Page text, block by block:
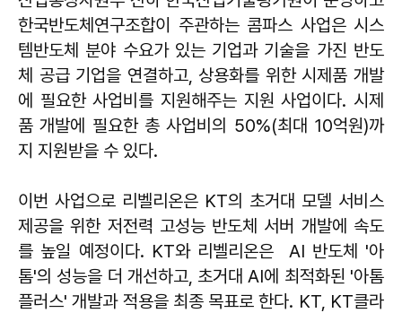
한국반도체연구조합이 주관하는 콤파스 사업은 시스
템반도체 분야 수요가 있는 기업과 기술을 가진 반도
체 공급 기업을 연결하고, 상용화를 위한 시제품 개발
에 필요한 사업비를 지원해주는 지원 사업이다. 시제
품 개발에 필요한 총 사업비의 50%(최대 10억원)까
지 지원받을 수 있다.
이번 사업으로 리벨리온은 KT의 초거대 모델 서비스
제공을 위한 저전력 고성능 반도체 서버 개발에 속도
를 높일 예정이다. KT와 리벨리온은 AI 반도체 '아
톰'의 성능을 더 개선하고, 초거대 AI에 최적화된 '아톰
플러스' 개발과 적용을 최종 목표로 한다. KT, KT클라